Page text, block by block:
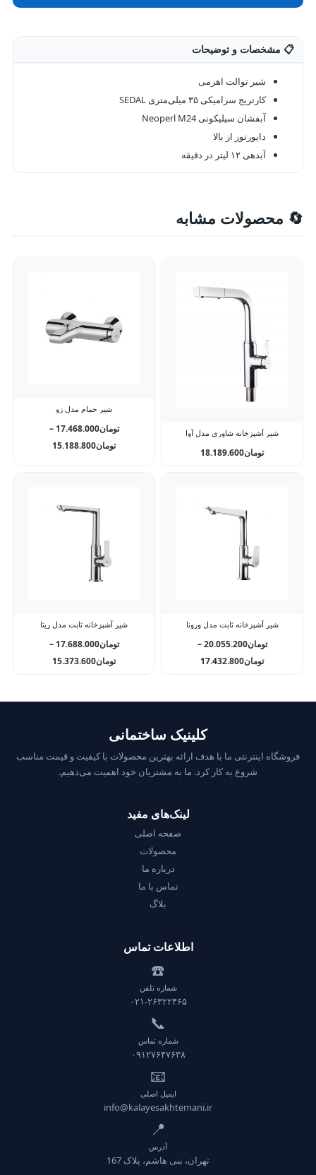
📋 مشخصات و توضیحات
شیر توالت اهرمی
کارتریج سرامیکی ۳۵ میلی‌متری SEDAL
آبفشان سیلیکونی Neoperl M24
دایورتور از بالا
آبدهی ۱۲ لیتر در دقیقه
🔄 محصولات مشابه
شیر آشپزخانه شاوری مدل آوا
تومان18.189.600
شیر حمام مدل زو
تومان17.468.000
–
تومان15.188.800
شیر آشپزخانه ثابت مدل ورونا
تومان20.055.200
–
تومان17.432.800
شیر آشپزخانه ثابت مدل ریتا
تومان17.688.000
–
تومان15.373.600
کلینیک ساختمانی
فروشگاه اینترنتی ما با هدف ارائه بهترین محصولات با کیفیت و قیمت مناسب
شروع به کار کرد. ما به مشتریان خود اهمیت می‌دهیم.
لینک‌های مفید
صفحه اصلی
محصولات
درباره ما
تماس با ما
بلاگ
اطلاعات تماس
☎️
شماره تلفن
۰۲۱-۲۶۳۲۲۴۶۵
📞
شماره تماس
۰۹۱۲۷۶۴۷۶۳۸
📧
ایمیل اصلی
info@kalayesakhtemani.ir
📍
آدرس
تهران، بنی هاشم، پلاک 167